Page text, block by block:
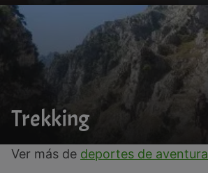
Trekking
Ver más de deportes de aventura